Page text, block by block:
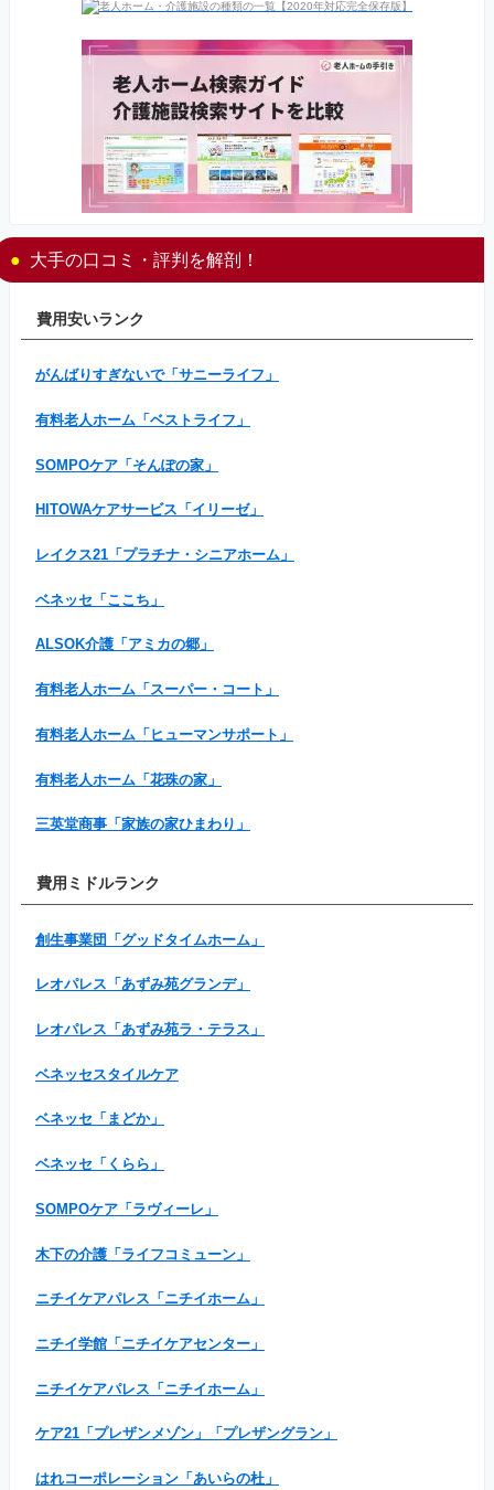
大手の口コミ・評判を解剖！
費用安いランク
がんばりすぎないで「サニーライフ」
有料老人ホーム「ベストライフ」
SOMPOケア「そんぽの家」
HITOWAケアサービス「イリーゼ」
レイクス21「プラチナ・シニアホーム」
ベネッセ「ここち」
ALSOK介護「アミカの郷」
有料老人ホーム「スーパー・コート」
有料老人ホーム「ヒューマンサポート」
有料老人ホーム「花珠の家」
三英堂商事「家族の家ひまわり」
費用ミドルランク
創生事業団「グッドタイムホーム」
レオパレス「あずみ苑グランデ」
レオパレス「あずみ苑ラ・テラス」
ベネッセスタイルケア
ベネッセ「まどか」
ベネッセ「くらら」
SOMPOケア「ラヴィーレ」
木下の介護「ライフコミューン」
ニチイケアパレス「ニチイホーム」
ニチイ学館「ニチイケアセンター」
ニチイケアパレス「ニチイホーム」
ケア21「プレザンメゾン」「プレザングラン」
はれコーポレーション「あいらの杜」